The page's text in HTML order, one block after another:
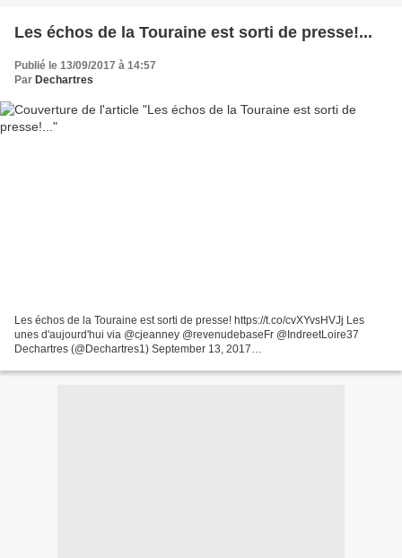
Les échos de la Touraine est sorti de presse!...
Publié le 13/09/2017 à 14:57
Par Dechartres
Les échos de la Touraine est sorti de presse! https://t.co/cvXYvsHVJj Les
unes d'aujourd'hui via @cjeanney @revenudebaseFr @IndreetLoire37
Dechartres (@Dechartres1) September 13, 2017